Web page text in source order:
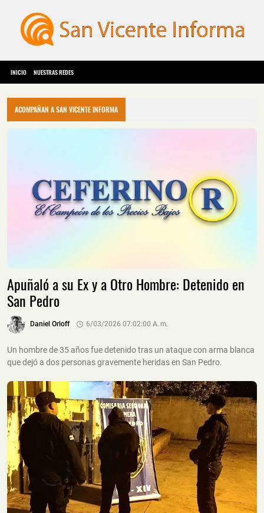
INICIO NUESTRAS REDES
ACOMPAÑAN A SAN VICENTE INFORMA
Apuñaló a su Ex y a Otro Hombre: Detenido en
San Pedro
Daniel Orloff 6/03/2026 07:02:00 A. M.
Un hombre de 35 años fue detenido tras un ataque con arma blanca
que dejó a dos personas gravemente heridas en San Pedro.